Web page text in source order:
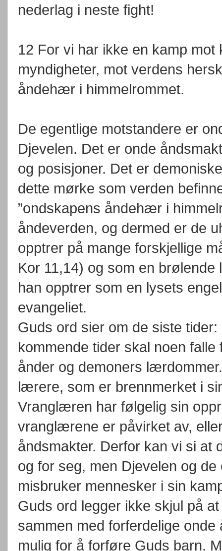
nederlag i neste fight!
12 For vi har ikke en kamp
myndigheter, mot verdens
åndehær i himmelrommet.
De egentlige motstandere er
Djevelen. Det er onde
og posisjoner. Det er
dette mørke som verden
”ondskapens åndehær i
åndeverden, og dermed er de
opptrer på mange forskjellige
Kor 11,14) og som en
han opptrer som en lysets
evangeliet.
Guds ord sier om de siste
kommende tider skal noen
ånder og demoners
lærere, som er brennmerket i
Vranglæren har følgelig sin
vranglærene er påvirket av,
åndsmakter. Derfor kan vi si at
og for seg, men Djevelen og
misbruker mennesker i sin
Guds ord legger ikke skjul på
sammen med forferdelige
mulig for å forføre Guds barn.